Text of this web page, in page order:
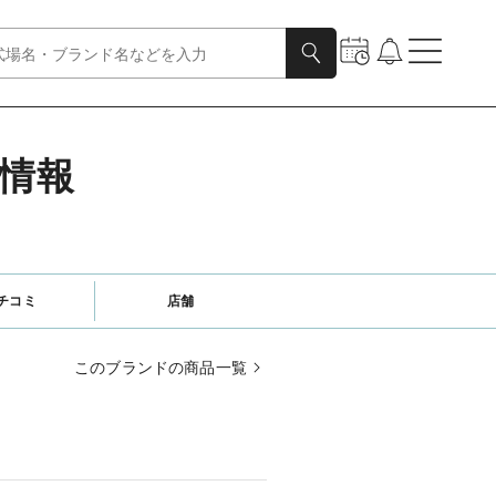
報
コミ 店舗
このブランドの商品一覧